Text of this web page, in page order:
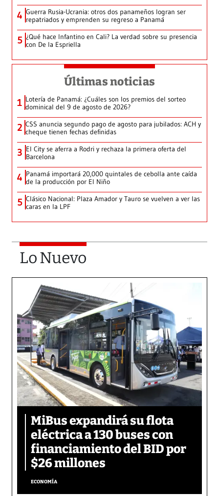
4 Guerra Rusia-Ucrania: otros dos panameños logran ser
repatriados y emprenden su regreso a Panamá
5 ¿Qué hace Infantino en Cali? La verdad sobre su presencia
con De la Espriella
Últimas noticias
1 Lotería de Panamá: ¿Cuáles son los premios del sorteo
dominical del 9 de agosto de 2026?
2 CSS anuncia segundo pago de agosto para jubilados: ACH y
cheque tienen fechas definidas
3 El City se aferra a Rodri y rechaza la primera oferta del
Barcelona
4 Panamá importará 20,000 quintales de cebolla ante caída
de la producción por El Niño
5 Clásico Nacional: Plaza Amador y Tauro se vuelven a ver las
caras en la LPF
Lo Nuevo
MiBus expandirá su flota
eléctrica a 130 buses con
financiamiento del BID por
$26 millones
ECONOMÍA